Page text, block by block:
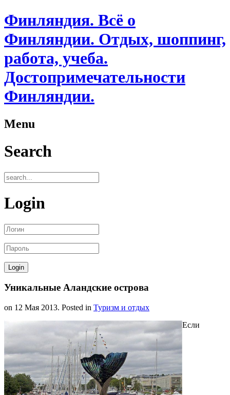
Финляндия. Всё о
Финляндии. Отдых, шоппинг,
работа, учеба.
Достопримечательности
Финляндии.
Menu
Search
Login
Уникальные Аландские острова
on 12 Мая 2013. Posted in Туризм и отдых
Если